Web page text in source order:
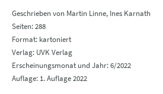
Geschrieben von Martin Linne, Ines Karnath
Seiten: 288
Format: kartoniert
Verlag: UVK Verlag
Erscheinungsmonat und Jahr: 6/2022
Auflage: 1. Auflage 2022